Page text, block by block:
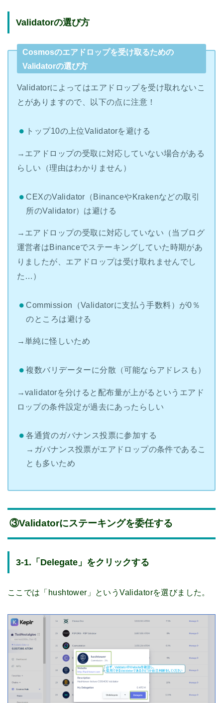
Validatorの選び方
Cosmosのエアドロップを受け取るための
Validatorの選び方
Validatorによってはエアドロップを受け取れないこ
とがありますので、以下の点に注意！
トップ10の上位Validatorを避ける
→エアドロップの受取に対応していない場合がある
らしい（理由はわかりません）
CEXのValidator（BinanceやKrakenなどの取引
所のValidator）は避ける
→エアドロップの受取に対応していない（当ブログ
運営者はBinanceでステーキングしていた時期があ
りましたが、エアドロップは受け取れませんでし
た…）
Commission（Validatorに支払う手数料）が0％
のところは避ける
→単純に怪しいため
複数バリデーターに分散（可能ならアドレスも）
→validatorを分けると配布量が上がるというエアド
ロップの条件設定が過去にあったらしい
各通貨のガバナンス投票に参加する
→ガバナンス投票がエアドロップの条件であるこ
とも多いため
③Validatorにステーキングを委任する
3-1.「Delegate」をクリックする
ここでは「hushtower」というValidatorを選びました。